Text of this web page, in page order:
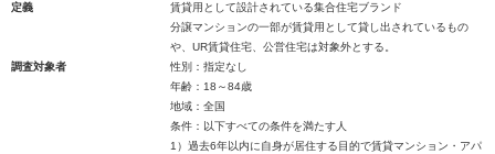
定義
賃貸用として設計されている集合住宅ブランド
分譲マンションの一部が賃貸用として貸し出されているもの
や、UR賃貸住宅、公営住宅は対象外とする。
調査対象者
性別：指定なし
年齢：18～84歳
地域：全国
条件：以下すべての条件を満たす人
1）過去6年以内に自身が居住する目的で賃貸マンション・アパ